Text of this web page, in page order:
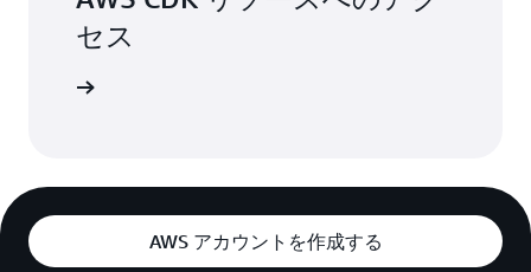
セス
AWS アカウントを作成する